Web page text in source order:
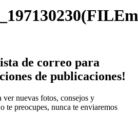
de correo para
de publicaciones!
ver nuevas fotos, consejos y
te preocupes, nunca te enviaremos